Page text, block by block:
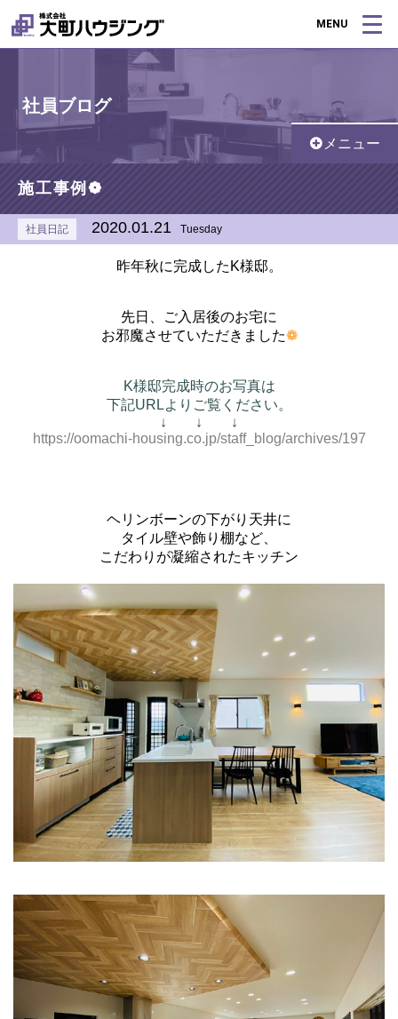
MENU
社員ブログ
メニュー
施工事例❁
社員日記 2020.01.21 Tuesday
昨年秋に完成したK様邸。
先日、ご入居後のお宅に
お邪魔させていただきました❁
K様邸完成時のお写真は
下記URLよりご覧ください。
↓ ↓ ↓
https://oomachi-housing.co.jp/staff_blog/archives/197
ヘリンボーンの下がり天井に
タイル壁や飾り棚など、
こだわりが凝縮されたキッチン